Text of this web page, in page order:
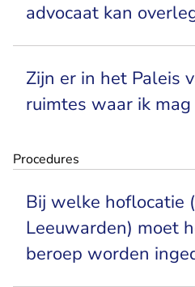
advocaat kan
Zijn er in het Paleis
ruimtes waar ik mag
Procedures
Bij welke hoflocatie
Leeuwarden) moet
beroep worden